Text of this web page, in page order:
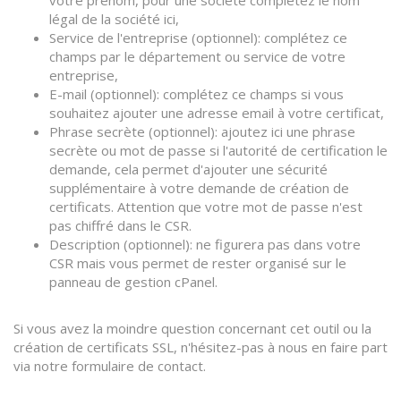
légal de la société ici,
Service de l'entreprise (optionnel): complétez ce
champs par le département ou service de votre
entreprise,
E-mail (optionnel): complétez ce champs si vous
souhaitez ajouter une adresse email à votre certificat,
Phrase secrète (optionnel): ajoutez ici une phrase
secrète ou mot de passe si l'autorité de certification le
demande, cela permet d'ajouter une sécurité
supplémentaire à votre demande de création de
certificats. Attention que votre mot de passe n'est
pas chiffré dans le CSR.
Description (optionnel): ne figurera pas dans votre
CSR mais vous permet de rester organisé sur le
panneau de gestion cPanel.
Si vous avez la moindre question concernant cet outil ou la
création de certificats SSL, n'hésitez-pas à nous en faire part
via notre formulaire de contact.